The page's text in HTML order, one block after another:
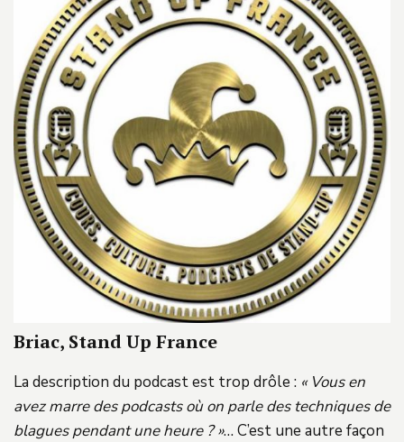
Briac, Stand Up France
La description du podcast est trop drôle : « Vous en
avez marre des podcasts où on parle des techniques de
blagues pendant une heure ? »… C’est une autre façon